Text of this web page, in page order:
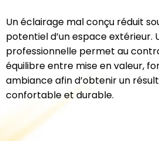
Un éclairage mal conçu réduit
potentiel d’un espace extérieur.
professionnelle permet au
équilibre entre mise en valeur,
ambiance afin d’obtenir un
confortable et durable.